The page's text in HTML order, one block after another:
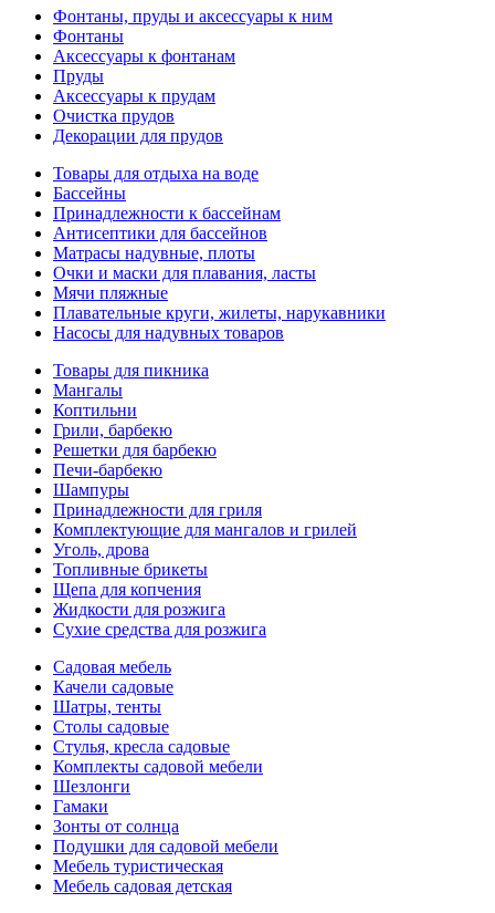
Фонтаны, пруды и аксессуары к ним
Фонтаны
Аксессуары к фонтанам
Пруды
Аксессуары к прудам
Очистка прудов
Декорации для прудов
Товары для отдыха на воде
Бассейны
Принадлежности к бассейнам
Антисептики для бассейнов
Матраcы надувные, плоты
Очки и маски для плавания, ласты
Мячи пляжные
Плавательные круги, жилеты, нарукавники
Насосы для надувных товаров
Товары для пикника
Мангалы
Коптильни
Грили, барбекю
Решетки для барбекю
Печи-барбекю
Шампуры
Принадлежности для гриля
Комплектующие для мангалов и грилей
Уголь, дрова
Топливные брикеты
Щепа для копчения
Жидкости для розжига
Сухие средства для розжига
Садовая мебель
Качели садовые
Шатры, тенты
Столы садовые
Стулья, кресла садовые
Комплекты садовой мебели
Шезлонги
Гамаки
Зонты от солнца
Подушки для садовой мебели
Мебель туристическая
Мебель садовая детская